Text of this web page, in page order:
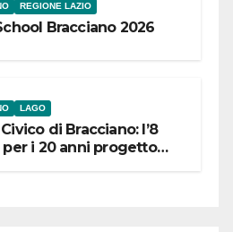
REGIONE LAZIO
Bracciano 2026
LAGO
di Bracciano: l’8
i 20 anni progetto